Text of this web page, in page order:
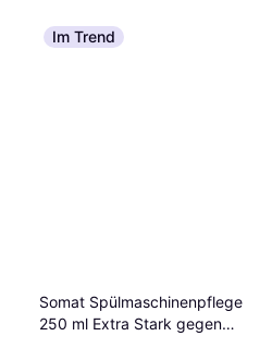
Im Trend
Somat Spülmaschinenpflege
250 ml Extra Stark gegen